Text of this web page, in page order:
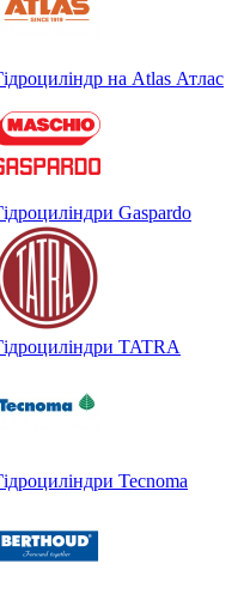
на Atlas Атлас
Gaspardo
TATRA
Tecnoma